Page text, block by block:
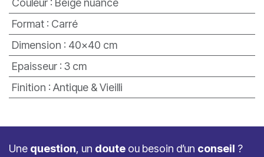
Format: Carré
Dimension : 40x40 cm
Epaisseur: 3 cm
Finition : Antique & Vieilli
Une question, un doute ou besoin d’un conseil ?